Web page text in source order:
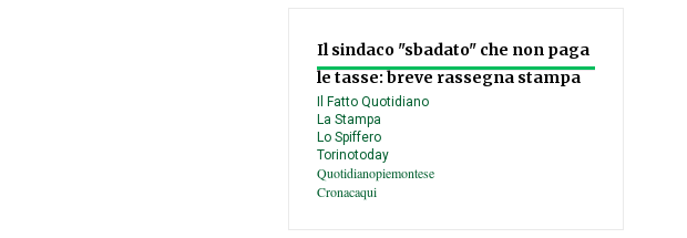
Il sindaco "sbadato" che non paga
le tasse: breve rassegna stampa
Il Fatto Quotidiano
La Stampa
Lo Spiffero
Torinotoday
Quotidianopiemontese
Cronacaqui